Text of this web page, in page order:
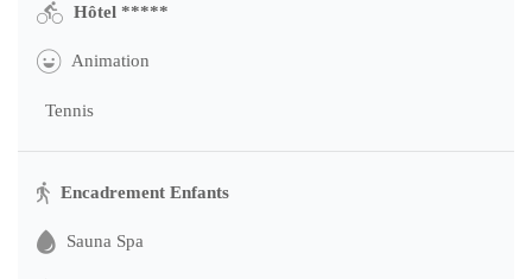
Hôtel *****
Animation
Tennis
Encadrement Enfants
Sauna Spa